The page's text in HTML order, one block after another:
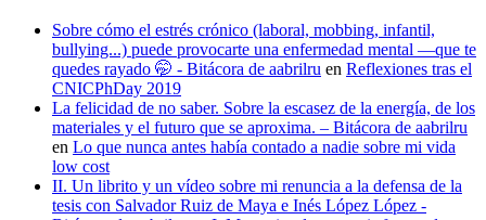
Sobre cómo el estrés crónico (laboral, mobbing, infantil,
bullying...) puede provocarte una enfermedad mental —que te
quedes rayado 🤭 - Bitácora de aabrilru en Reflexiones tras el
CNICPhDay 2019
La felicidad de no saber. Sobre la escasez de la energía, de los
materiales y el futuro que se aproxima. – Bitácora de aabrilru
en Lo que nunca antes había contado a nadie sobre mi vida
low cost
II. Un librito y un vídeo sobre mi renuncia a la defensa de la
tesis con Salvador Ruiz de Maya e Inés López López -